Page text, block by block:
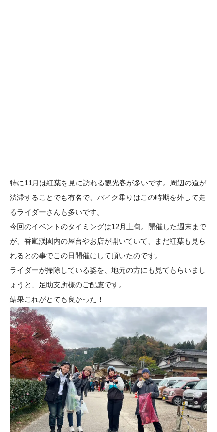
特に11月は紅葉を見に訪れる観光客が多いです。周辺の道が
渋滞することでも有名で、バイク乗りはこの時期を外して走
るライダーさんも多いです。
今回のイベントのタイミングは12月上旬。開催した週末まで
が、香嵐渓園内の屋台やお店が開いていて、まだ紅葉も見ら
れるとの事でこの日開催にして頂いたのです。
ライダーが掃除している姿を、地元の方にも見てもらいまし
ょうと、足助支所様のご配慮です。
結果これがとても良かった！